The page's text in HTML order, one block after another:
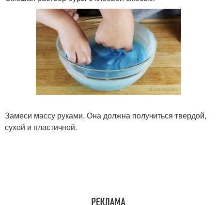
Замеси массу руками. Она должна получиться твердой,
сухой и пластичной.